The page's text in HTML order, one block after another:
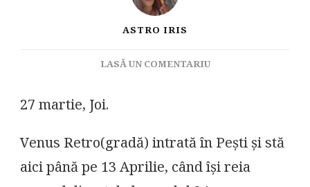
ASTRO IRIS
LASĂ UN COMENTARIULA
27 martie, Joi.
Venus Retro(gradă) intrată în Pești și stă
aici până pe 13 Aprilie, când își reia